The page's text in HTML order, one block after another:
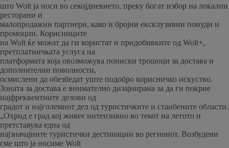
што Wolt ја носи во секојдневието, преку богат избор на локални
ресторани и
малопродажни партнери, како и бројни ексклузивни понуди и
промоции. Корисниците
на Wolt ќе можат да ги користат и придобивките од Wolt+,
претплатничката услуга на
платформата која овозможува пониски трошоци за достава и
дополнителни поволности,
осмислени да обезбедат уште подобро корисничко искуство.
Зоната за достава е внимателно дизајнирана за да ги покрие
најфреквентните делови од
градот и најголемиот дел од туристичките и станбените области.
„Охрид е град кој живее интензивно во текот на летото и
претставува една од
најзначајните туристички дестинации во регионот. Возбудени
сме што ја носиме Wolt